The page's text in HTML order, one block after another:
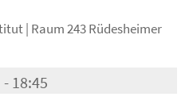
| Raum 243 Rüdesheimer
18:45